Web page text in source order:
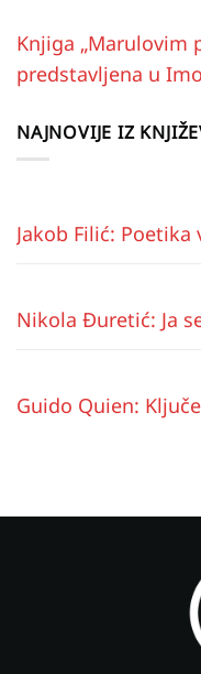
Knjiga „Marulovim
predstavljena u
NAJNOVIJE IZ
Jakob Filić:
Nikola Đuretić: Ja
Guido Quien: